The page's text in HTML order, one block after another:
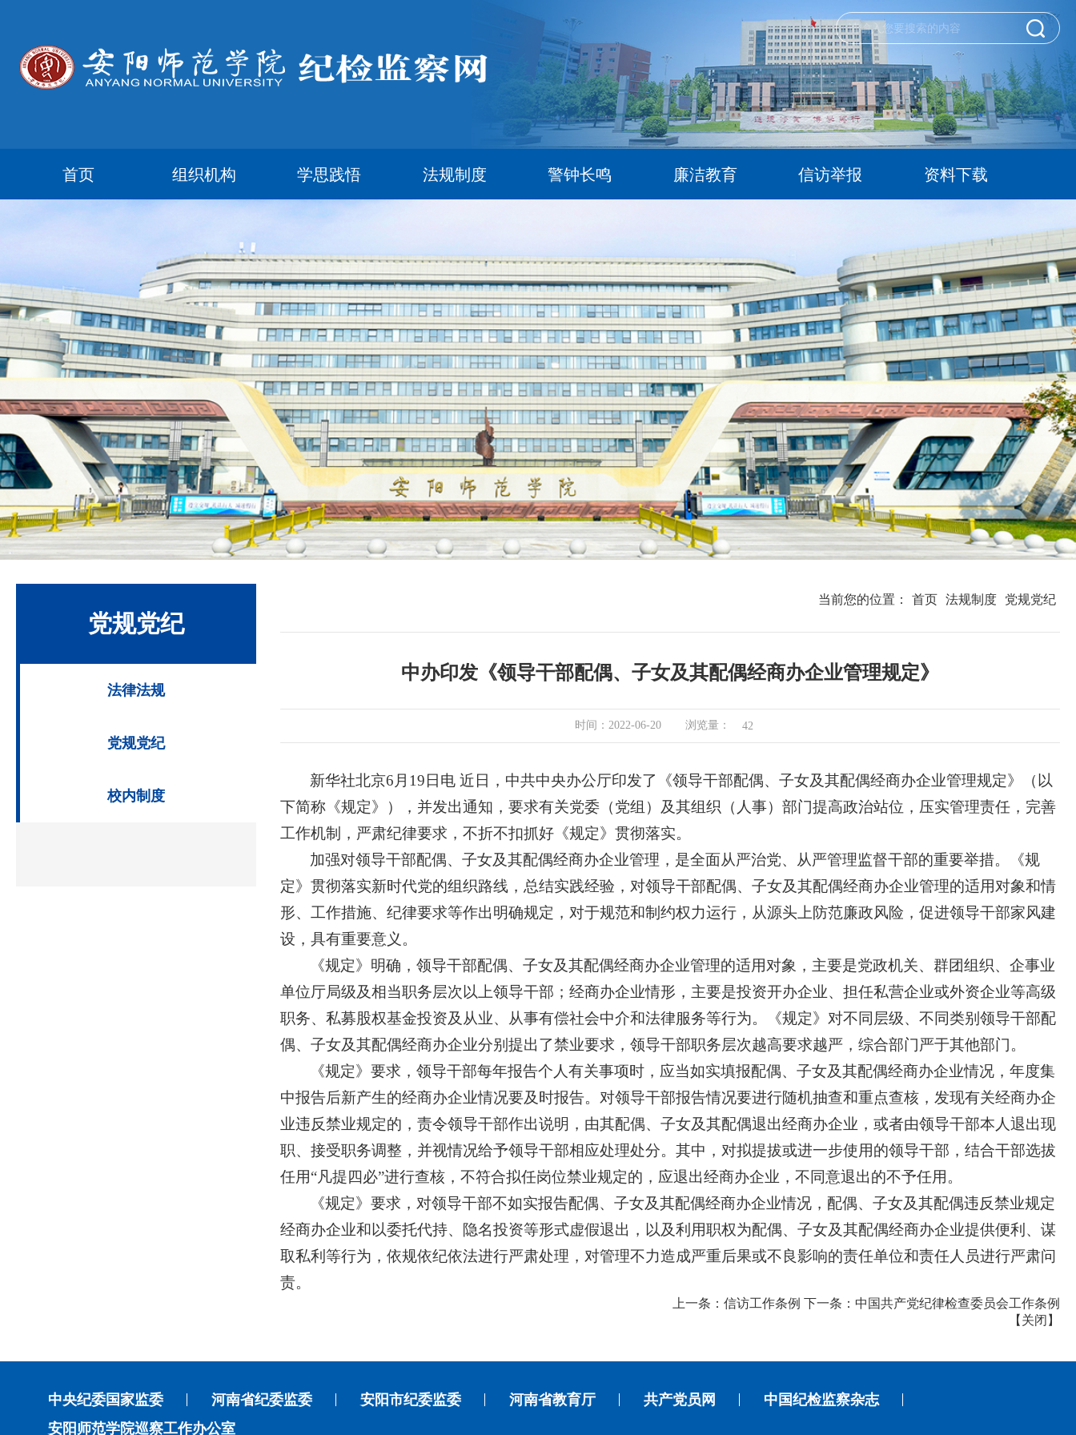
首页 组织机构 学思践悟 法规制度 警钟长鸣 廉洁教育 信访举报 资料下载
党规党纪
法律法规
党规党纪
校内制度
当前您的位置： 首页 法规制度 党规党纪
中办印发《领导干部配偶、子女及其配偶经商办企业管理规定》
时间：2022-06-20 浏览量： 42
新华社北京6月19日电 近日，中共中央办公厅印发了《领导干部配偶、子女及其配偶经商办企业管理规定》（以
下简称《规定》），并发出通知，要求有关党委（党组）及其组织（人事）部门提高政治站位，压实管理责任，完善
工作机制，严肃纪律要求，不折不扣抓好《规定》贯彻落实。
加强对领导干部配偶、子女及其配偶经商办企业管理，是全面从严治党、从严管理监督干部的重要举措。《规
定》贯彻落实新时代党的组织路线，总结实践经验，对领导干部配偶、子女及其配偶经商办企业管理的适用对象和情
形、工作措施、纪律要求等作出明确规定，对于规范和制约权力运行，从源头上防范廉政风险，促进领导干部家风建
设，具有重要意义。
《规定》明确，领导干部配偶、子女及其配偶经商办企业管理的适用对象，主要是党政机关、群团组织、企事业
单位厅局级及相当职务层次以上领导干部；经商办企业情形，主要是投资开办企业、担任私营企业或外资企业等高级
职务、私募股权基金投资及从业、从事有偿社会中介和法律服务等行为。《规定》对不同层级、不同类别领导干部配
偶、子女及其配偶经商办企业分别提出了禁业要求，领导干部职务层次越高要求越严，综合部门严于其他部门。
《规定》要求，领导干部每年报告个人有关事项时，应当如实填报配偶、子女及其配偶经商办企业情况，年度集
中报告后新产生的经商办企业情况要及时报告。对领导干部报告情况要进行随机抽查和重点查核，发现有关经商办企
业违反禁业规定的，责令领导干部作出说明，由其配偶、子女及其配偶退出经商办企业，或者由领导干部本人退出现
职、接受职务调整，并视情况给予领导干部相应处理处分。其中，对拟提拔或进一步使用的领导干部，结合干部选拔
任用“凡提四必”进行查核，不符合拟任岗位禁业规定的，应退出经商办企业，不同意退出的不予任用。
《规定》要求，对领导干部不如实报告配偶、子女及其配偶经商办企业情况，配偶、子女及其配偶违反禁业规定
经商办企业和以委托代持、隐名投资等形式虚假退出，以及利用职权为配偶、子女及其配偶经商办企业提供便利、谋
取私利等行为，依规依纪依法进行严肃处理，对管理不力造成严重后果或不良影响的责任单位和责任人员进行严肃问
责。
上一条： 信访工作条例 下一条： 中国共产党纪律检查委员会工作条例
【 关闭 】
中央纪委国家监委 河南省纪委监委 安阳市纪委监委 河南省教育厅 共产党员网
中国纪检监察杂志
安阳师范学院巡察工作办公室